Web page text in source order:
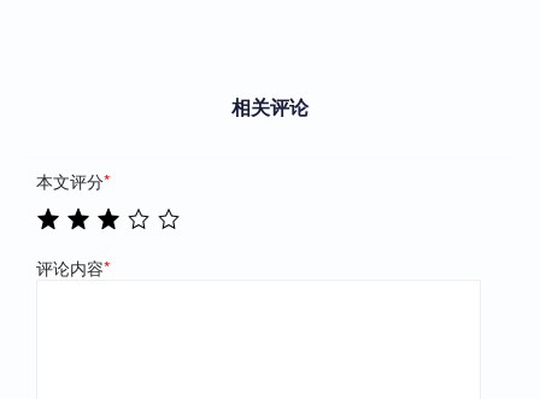
相关评论
本文评分*
评论内容*